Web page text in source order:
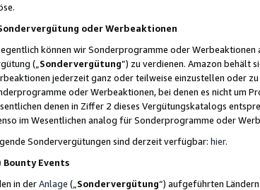
oder Werbeaktionen
können wir Sonderprogramme oder
(„ Sondervergütung”) zu verdienen. Amazon behält
jederzeit ganz oder teilweise einzustellen oder
oder Werbeaktionen, bei denen es nicht um
denen in Ziffer 2 dieses Vergütungskatalogs
im Wesentlichen analog für Sonderprogramme oder
Sondervergütungen sind derzeit verfügbar: hier.
Bounty Events
in derAnlage („ Sondervergütung“) aufgeführten